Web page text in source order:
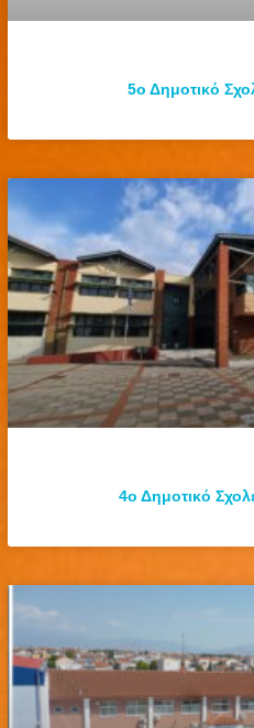
5ο Δημοτικό
4ο Δημοτικό